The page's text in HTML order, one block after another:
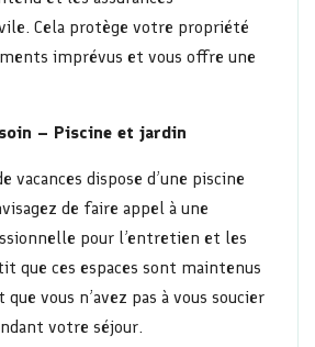
Cela protège votre propriété
imprévus et vous offre une
– Piscine et jardin
vacances dispose d’une piscine
de faire appel à une
pour l’entretien et les
que ces espaces sont maintenus
vous n’avez pas à vous soucier
votre séjour.